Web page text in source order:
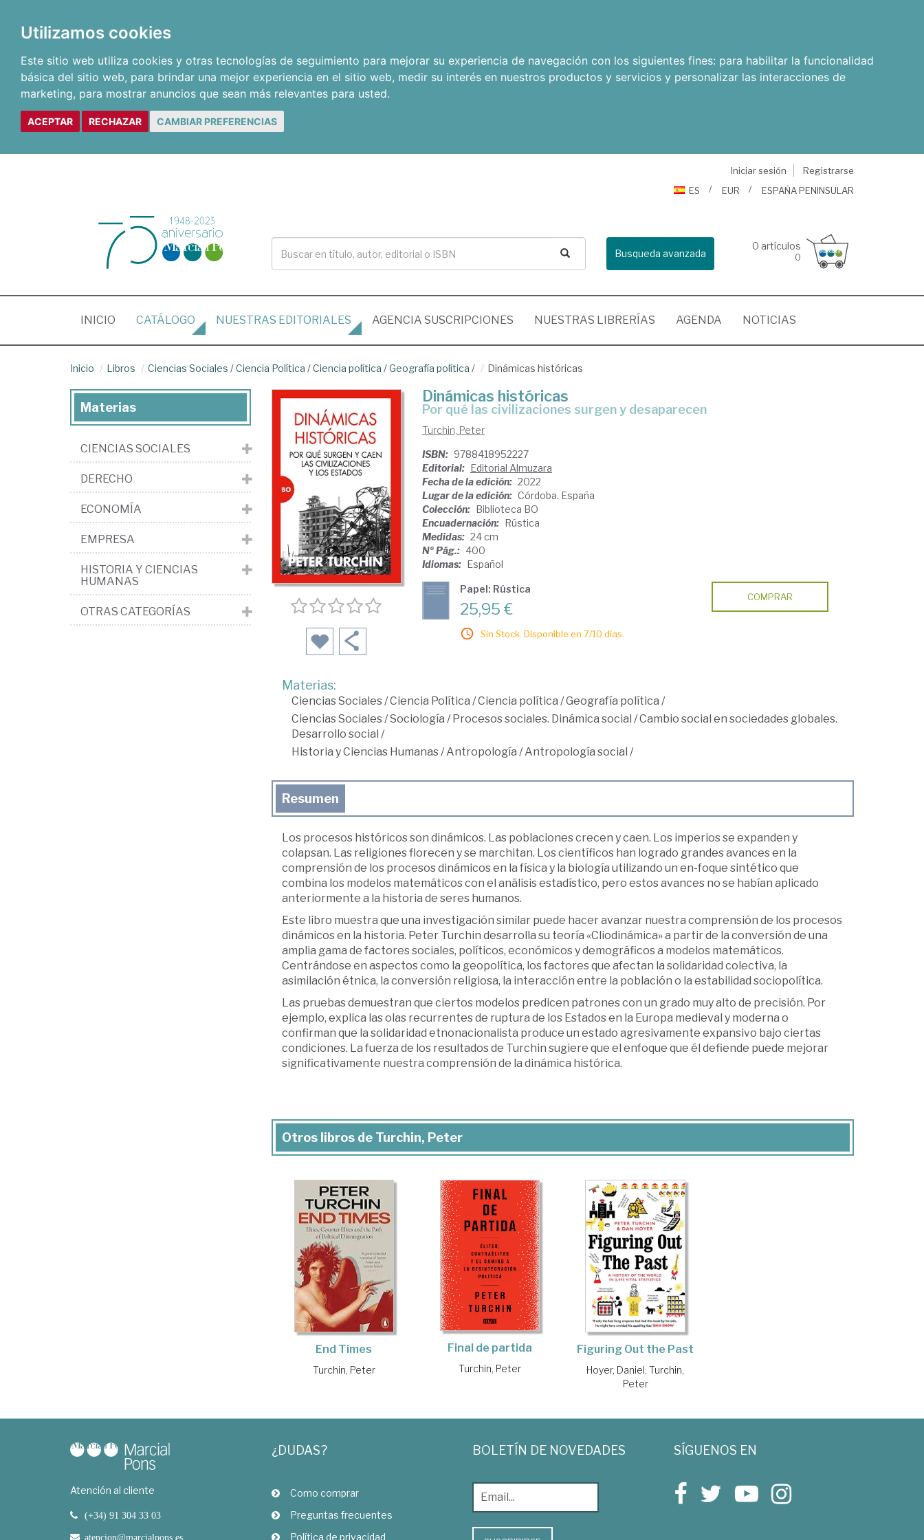
Utilizamos cookies
Este sitio web utiliza cookies y otras tecnologías de seguimiento para mejorar su experiencia de navegación con los siguientes fines: para habilitar la funcionalidad
básica del sitio web, para brindar una mejor experiencia en el sitio web, medir su interés en nuestros productos y servicios y personalizar las interacciones de
marketing, para mostrar anuncios que sean más relevantes para usted.
ACEPTAR RECHAZAR CAMBIAR PREFERENCIAS
Iniciar sesión
Registrarse
ES
EUR ESPAÑA PENINSULAR
Busqueda avanzada
0 artículos
0
INICIO (CURRENT)
CATÁLOGO NUESTRAS EDITORIALES AGENCIA SUSCRIPCIONES NUESTRAS LIBRERÍAS AGENDA NOTICIAS
Inicio Libros Ciencias Sociales /Ciencia Política /Ciencia política /Geografía política / Dinámicas históricas
Dinámicas históricas
por qué las civilizaciones surgen y desaparecen
Turchin, Peter
ISBN: 9788418952227
Editorial: Editorial Almuzara
Fecha de la edición: 2022
Lugar de la edición: Córdoba. España
Colección: Biblioteca BO
Encuadernación: Rústica
Medidas: 24 cm
Nº Pág.: 400
Idiomas: Español
Papel: Rústica
25,95 €
Sin Stock. Disponible en 7/10 días.
COMPRAR
Materias:
Ciencias Sociales/Ciencia Política /Ciencia política /Geografía política /
Ciencias Sociales/Sociología /Procesos sociales. Dinámica social /Cambio social en sociedades globales.
Desarrollo social /
Historia y Ciencias Humanas/Antropología /Antropología social /
Resumen
Los procesos históricos son dinámicos. Las poblaciones crecen y caen. Los imperios se expanden y
colapsan. Las religiones florecen y se marchitan. Los científicos han logrado grandes avances en la
comprensión de los procesos dinámicos en la física y la biología utilizando un en-foque sintético que
combina los modelos matemáticos con el análisis estadístico, pero estos avances no se habían aplicado
anteriormente a la historia de seres humanos.
Este libro muestra que una investigación similar puede hacer avanzar nuestra comprensión de los procesos
dinámicos en la historia. Peter Turchin desarrolla su teoría «Cliodinámica» a partir de la conversión de una
amplia gama de factores sociales, políticos, económicos y demográficos a modelos matemáticos.
Centrándose en aspectos como la geopolítica, los factores que afectan la solidaridad colectiva, la
asimilación étnica, la conversión religiosa, la interacción entre la población o la estabilidad sociopolítica.
Las pruebas demuestran que ciertos modelos predicen patrones con un grado muy alto de precisión. Por
ejemplo, explica las olas recurrentes de ruptura de los Estados en la Europa medieval y moderna o
confirman que la solidaridad etnonacionalista produce un estado agresivamente expansivo bajo ciertas
condiciones. La fuerza de los resultados de Turchin sugiere que el enfoque que él defiende puede mejorar
significativamente nuestra comprensión de la dinámica histórica.
Otros libros de Turchin, Peter
End Times
Turchin, Peter
Final de partida
Turchin, Peter
Figuring Out the Past
Hoyer, Daniel;Turchin,
Peter
Materias
CIENCIAS SOCIALES
DERECHO
ECONOMÍA
EMPRESA
HISTORIA Y CIENCIAS
HUMANAS
OTRAS CATEGORÍAS
Atención al cliente
(+34) 91 304 33 03
atencion@marcialpons.es
¿DUDAS?
Como comprar
Preguntas frecuentes
Política de privacidad
BOLETÍN DE NOVEDADES SÍGUENOS EN